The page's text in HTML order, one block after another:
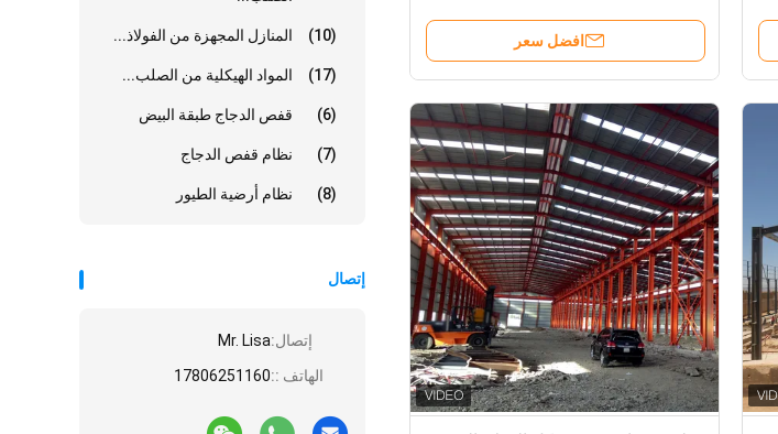
المنازل المجهزة من الفولاذ... (10)
المواد الهيكلية من الصلب... (17)
قفص الدجاج طبقة البيض (6)
نظام قفص الدجاج (7)
نظام أرضية الطيور (8)
إتصال
إتصال:Mr. Lisa
الهاتف ::17806251160
افضل سعر